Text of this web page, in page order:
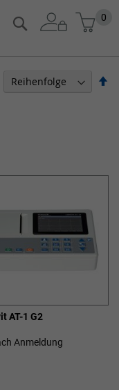
Zum
Inhalt
0
Suche
AT-1 G2
Anmeldung